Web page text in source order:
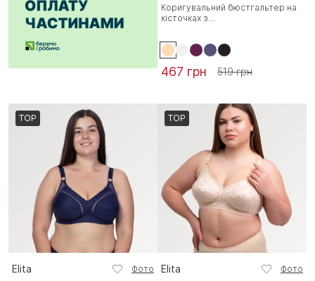
Коригувальний бюстгальтер на
кісточках з...
467 грн 519 грн
TOP
Elita Фото
TOP
Elita Фото